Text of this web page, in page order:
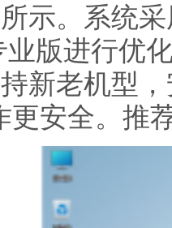
示。系统
业版进行优
新老机型
更安全。推